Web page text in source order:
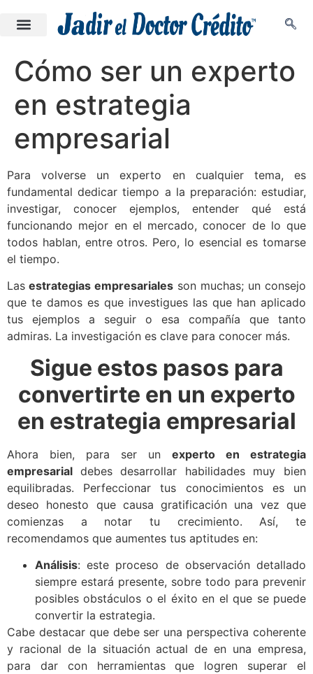
Cómo ser un experto
en estrategia
empresarial
Para volverse un experto en cualquier tema, es
fundamental dedicar tiempo a la preparación: estudiar,
investigar, conocer ejemplos, entender qué está
funcionando mejor en el mercado, conocer de lo que
todos hablan, entre otros. Pero, lo esencial es tomarse
el tiempo.
Las estrategias empresariales son muchas; un consejo
que te damos es que investigues las que han aplicado
tus ejemplos a seguir o esa compañía que tanto
admiras. La investigación es clave para conocer más.
Sigue estos pasos para
convertirte en un experto
en estrategia empresarial
Ahora bien, para ser un experto en estrategia
empresarial debes desarrollar habilidades muy bien
equilibradas. Perfeccionar tus conocimientos es un
deseo honesto que causa gratificación una vez que
comienzas a notar tu crecimiento. Así, te
recomendamos que aumentes tus aptitudes en:
Análisis: este proceso de observación detallado
siempre estará presente, sobre todo para prevenir
posibles obstáculos o el éxito en el que se puede
convertir la estrategia.
Cabe destacar que debe ser una perspectiva coherente
y racional de la situación actual de en una empresa,
para dar con herramientas que logren superar el